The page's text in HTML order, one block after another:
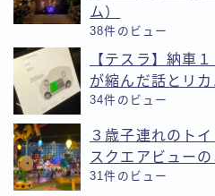
ム）
38件のビュー
【テスラ】納車
が縮んだ話とリ
34件のビュー
３歳子連れのト
スクエアビュー
31件のビュー